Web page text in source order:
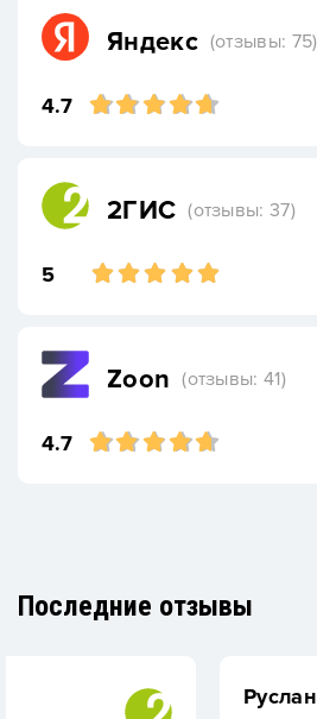
Яндекс (отзывы: 75)
4.7
2ГИС (отзывы: 37)
5
Zoon (отзывы: 41)
4.7
Последние отзывы
Руслан Сатыбаев